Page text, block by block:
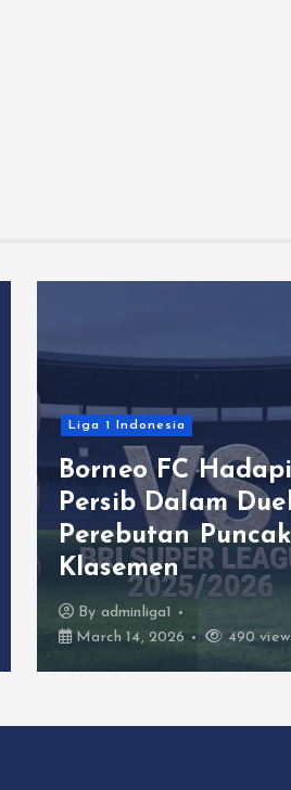
Liga 1 Indonesia
Borneo FC
Persib Dalam
Perebutan Puncak
Klasemen
By adminliga1
March 14, 2026
490